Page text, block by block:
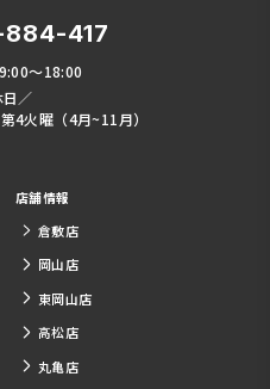
417
～18:00
日／
4火曜（4月~11月）
店舗情報
倉敷店
岡山店
東岡山店
高松店
丸亀店